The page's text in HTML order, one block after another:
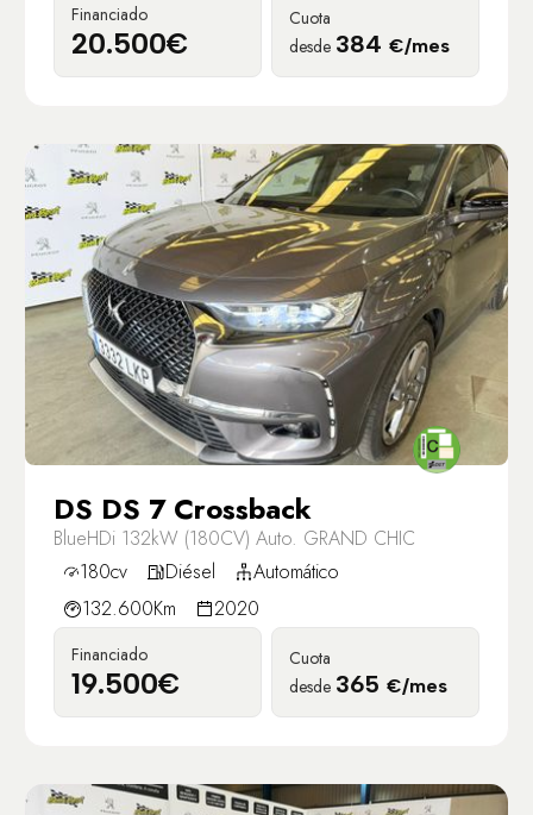
Financiado
20.500€
Cuota
desde 384 €/mes
DS DS 7 Crossback
BlueHDi 132kW (180CV) Auto. GRAND CHIC
180cv
Diésel
Automático
132.600Km
2020
Financiado
19.500€
Cuota
desde 365 €/mes